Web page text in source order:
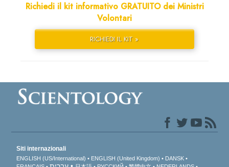
Richiedi il kit informativo GRATUITO dei Ministri
Volontari
RICHIEDI IL KIT »
Siti internazionali
ENGLISH (US/International) ENGLISH (United Kingdom)
DANSK